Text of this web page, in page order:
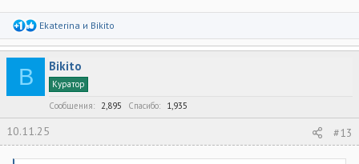
Р
а
к
Ekaterina и Bikito
B Bikito
Куратор
Сообщения
2,895 Спасибо 1,935
10.11.25 #13